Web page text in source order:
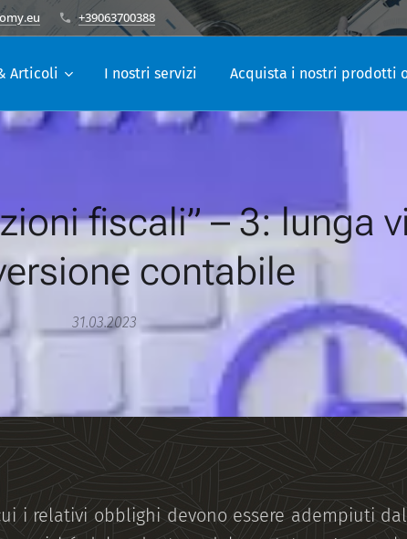
+39063700388
Articoli I nostri servizi Acquista i nostri prodotti
fiscali” – 3: lunga
contabile
31.03.2023
i relativi obblighi devono essere adempiuti